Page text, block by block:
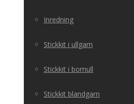
Inredning
Stickkit i ullgarn
Stickkit i bomull
Stickkit blandgarn